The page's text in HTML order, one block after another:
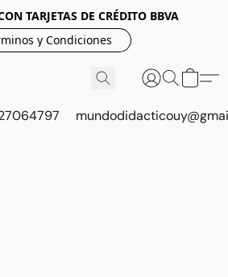
TARJETAS DE CRÉDITO BBVA
y Condiciones